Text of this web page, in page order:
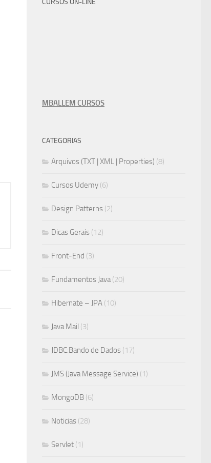
CURSOS ON-LINE
MBALLEM CURSOS
CATEGORIAS
Arquivos (TXT | XML | Properties) (8)
Cursos Udemy (6)
Design Patterns (2)
Dicas Gerais (12)
Front-End (3)
Fundamentos Java(20)
Hibernate – JPA (10)
Java Mail (3)
JDBC:Bando de Dados (17)
JMS (Java Message Service) (1)
MongoDB (6)
Noticias (28)
Servlet (1)